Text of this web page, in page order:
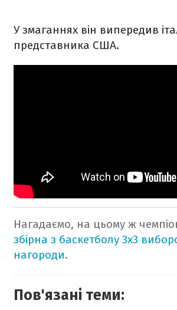
У змаганнях він випередив
представника США.
Нагадаємо, на цьому ж
збірна з баскетболу 3х3
нагороди.
Пов'язані теми: